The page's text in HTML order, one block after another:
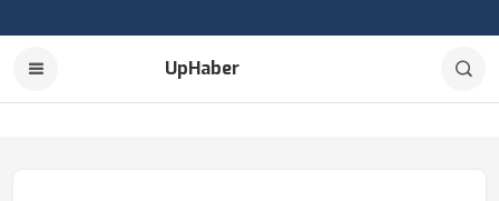
UpHaber